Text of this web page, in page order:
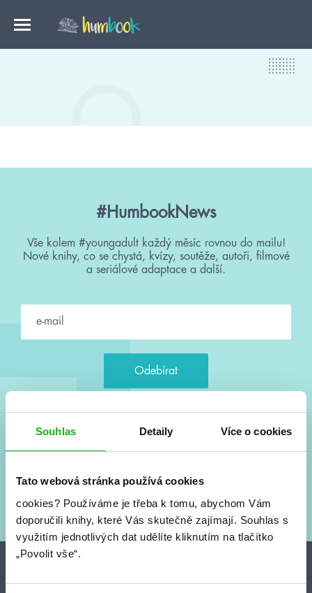
Souhlas Detaily Více o cookies
Tato webová stránka používá cookies
cookies? Používáme je třeba k tomu, abychom Vám
doporučili knihy, které Vás skutečně zajímají. Souhlas s
využitím jednotlivých dat udělíte kliknutím na tlačítko
„Povolit vše“.
#HumbookNews
Vše kolem #youngadult každý měsíc rovnou do mailu!
Nové knihy, co se chystá, kvízy, soutěže, autoři, filmové
a seriálové adaptace a další.
zpracování osobních údajů. S tvými osobními údaji nakládáme v
jak zpracováváme tvé údaje, najdešzde.